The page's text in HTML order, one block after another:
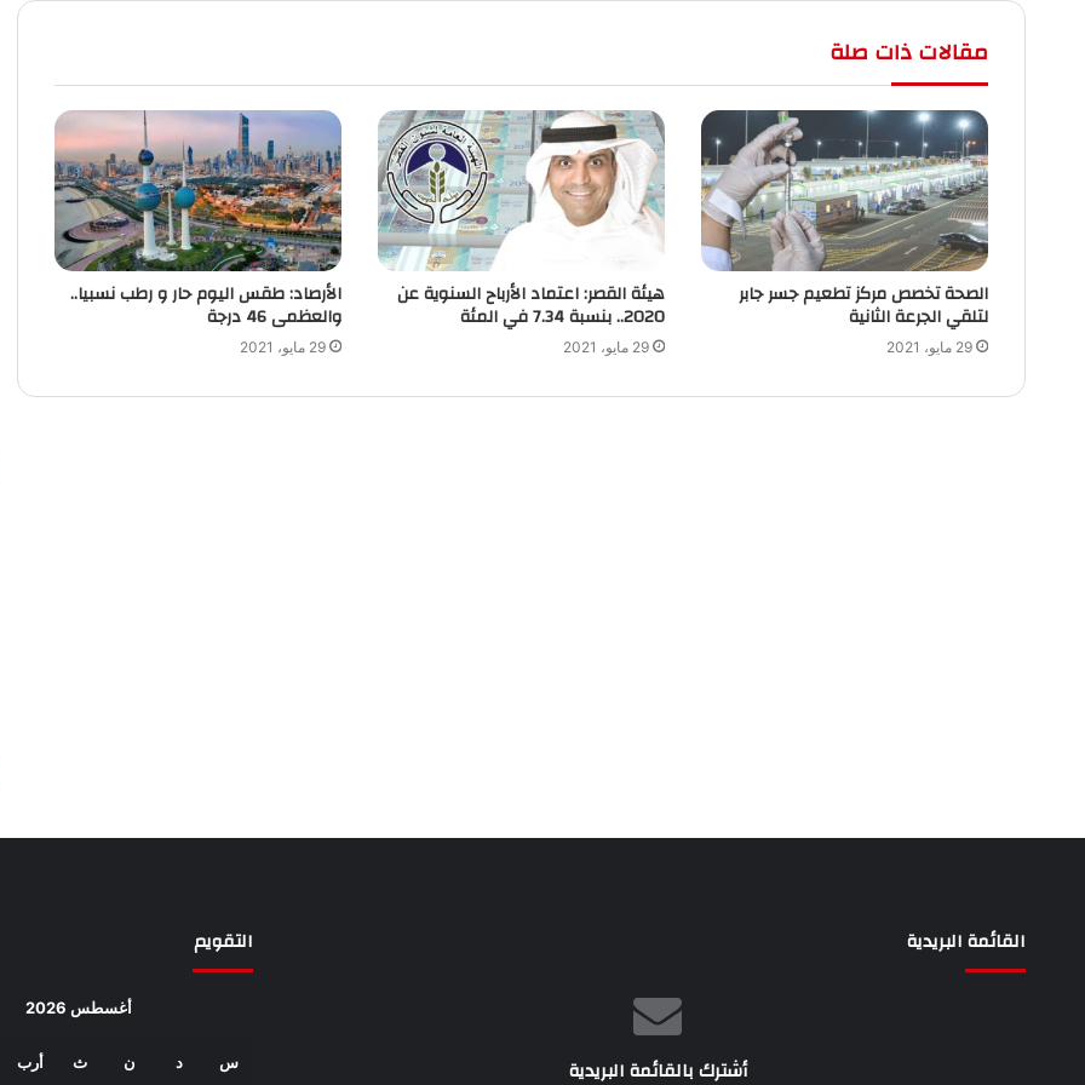
مقالات ذات صلة
الصحة تخصص مركز تطعيم جسر جابر
لتلقي الجرعة الثانية
29 مايو، 2021
هيئة القصر: اعتماد الأرباح السنوية عن
2020.. بنسبة 7.34 في المئة
29 مايو، 2021
الأرصاد: طقس اليوم حار و رطب نسبيا..
والعظمى 46 درجة
29 مايو، 2021
القائمة البريدية
أشترك بالقائمة البريدية
التقويم
أغسطس 2026
س د ن ث أرب